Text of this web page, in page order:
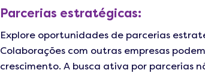
Parcerias estratégicas:
Explore oportunidades de parcerias
Colaborações com outras empresas
crescimento. A busca ativa por parcerias